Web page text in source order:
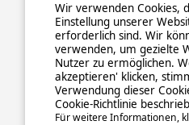
ALLGEMEINE
DATENSCHUTZERKLÄRUNG
Sichere und
Wir verwenden Cookies,
Einstellung unserer
erforderlich sind. Wir
verwenden, um gezielte
Nutzer zu ermöglichen.
akzeptieren' klicken,
Verwendung dieser
Cookie-Richtlinie
Für weitere Informationen,